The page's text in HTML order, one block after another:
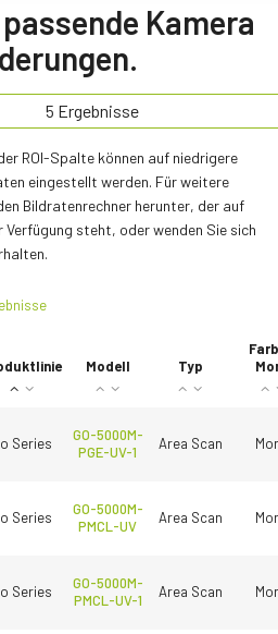
Kamera
5 Ergebnisse
ROI-Spalte können auf niedrigere
eingestellt werden. Für weitere
Bildratenrechner herunter, der auf
steht, oder wenden Sie sich
Modell Typ
Series
GO-5000M-
PGE-UV-1
Area Scan
Series
GO-5000M-
PMCL-UV
Area Scan
Series
GO-5000M-
PMCL-UV-1
Area Scan